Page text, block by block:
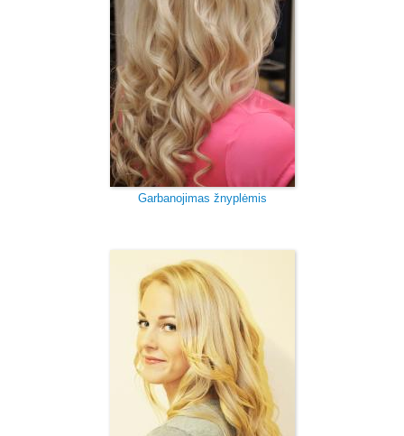
Garbanojimas žnyplėmis